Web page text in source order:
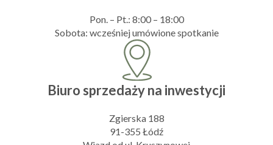
Pon. – Pt.: 8:00 – 18:00
Sobota: wcześniej umówione spotkanie
Biuro sprzedaży na inwestycji
Zgierska 188
91-355 Łódź